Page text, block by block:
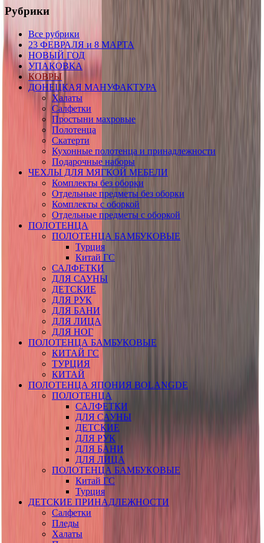
Рубрики
Все рубрики
23 ФЕВРАЛЯ и 8 МАРТА
НОВЫЙ ГОД
УПАКОВКА
КОВРЫ
ДОНЕЦКАЯ МАНУФАКТУРА
Халаты
Салфетки
Простыни махровые
Полотенца
Скатерти
Кухонные полотенца и принадлежности
Подарочные наборы
ЧЕХЛЫ ДЛЯ МЯГКОЙ МЕБЕЛИ
Комплекты без оборки
Отдельные предметы без оборки
Комплекты с оборкой
Отдельные предметы с оборкой
ПОЛОТЕНЦА
ПОЛОТЕНЦА БАМБУКОВЫЕ
Турция
Китай ГС
САЛФЕТКИ
ДЛЯ САУНЫ
ДЕТСКИЕ
ДЛЯ РУК
ДЛЯ БАНИ
ДЛЯ ЛИЦА
ДЛЯ НОГ
ПОЛОТЕНЦА БАМБУКОВЫЕ
КИТАЙ ГС
ТУРЦИЯ
КИТАЙ
ПОЛОТЕНЦА ЯПОНИЯ BOLANGDE
ПОЛОТЕНЦА
САЛФЕТКИ
ДЛЯ САУНЫ
ДЕТСКИЕ
ДЛЯ РУК
ДЛЯ БАНИ
ДЛЯ ЛИЦА
ПОЛОТЕНЦА БАМБУКОВЫЕ
Китай ГС
Турция
ДЕТСКИЕ ПРИНАДЛЕЖНОСТИ
Салфетки
Пледы
Халаты